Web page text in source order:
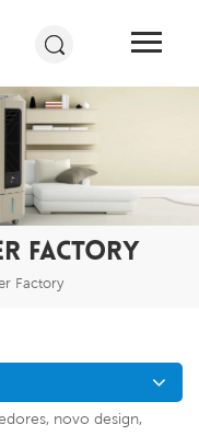
FACTORY
Factory
novo design,